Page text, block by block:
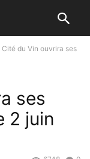
Cité du Vin ouvrira ses
ses
2 juin